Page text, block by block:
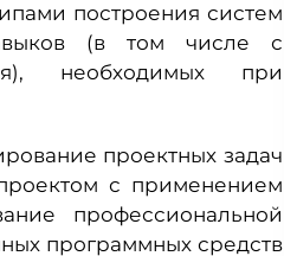
построения систем
(в том числе с
необходимых при
проектных задач
с применением
профессиональной
программных средств